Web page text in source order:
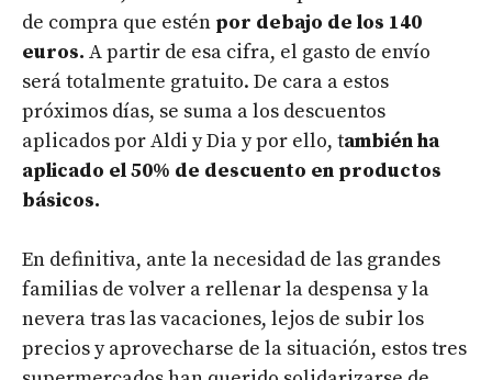
de compra que estén por debajo de los 140
euros. A partir de esa cifra, el gasto de envío
será totalmente gratuito. De cara a estos
próximos días, se suma a los descuentos
aplicados por Aldi y Dia y por ello, también ha
aplicado el 50% de descuento en productos
básicos.
En definitiva, ante la necesidad de las grandes
familias de volver a rellenar la despensa y la
nevera tras las vacaciones, lejos de subir los
precios y aprovecharse de la situación, estos tres